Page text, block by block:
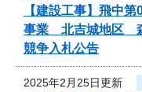
【建設工事】飛中
事業 北吉城地区
競争入札公告
2025年2月25日更新